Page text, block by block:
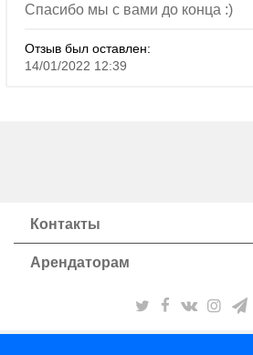
Спасибо мы с вами до конца :)
Отзыв был оставлен:
14/01/2022 12:39
Контакты
Арендаторам